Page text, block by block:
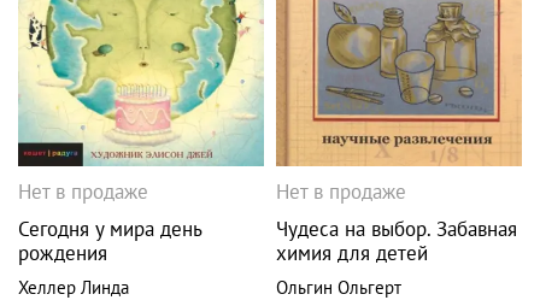
Нет в продаже
Сегодня у мира день
рождения
Хеллер Линда
Нет в продаже
Чудеса на выбор. Забавная
химия для детей
Ольгин Ольгерт